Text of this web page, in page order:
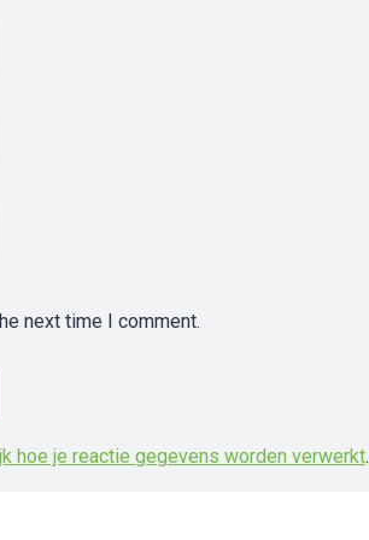
next time I comment.
hoe je reactie gegevens worden verwerkt.